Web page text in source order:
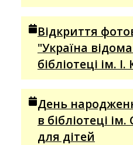
Відкриття
"Україна
бібліотеці ім.
День
в бібліотеці
для дітей